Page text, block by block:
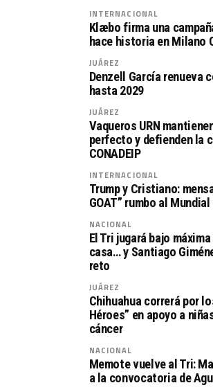
INTERNACIONAL
Klæbo firma una
hace historia en Milano
JUÁREZ
Denzell García renueva
hasta 2029
JUÁREZ
Vaqueros URN
perfecto y defienden la
CONADEIP
INTERNACIONAL
Trump y Cristiano:
GOAT” rumbo al Mundial
NACIONAL
El Tri jugará bajo
casa… y Santiago
reto
JUÁREZ
Chihuahua correrá por
Héroes” en apoyo a
cáncer
NACIONAL
Memote vuelve al Tri:
a la convocatoria de